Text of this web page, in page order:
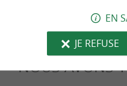
NOUS AVONS
EN
JE REFUSE